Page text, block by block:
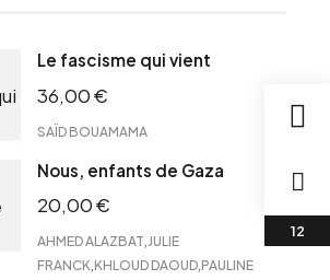
Le fascisme qui vient
36,00€
SAÏD BOUAMAMA
Nous, enfants de Gaza
20,00€
AHMED ALAZBAT JULIE
FRANCK KHLOUD DAOUD PAULINE